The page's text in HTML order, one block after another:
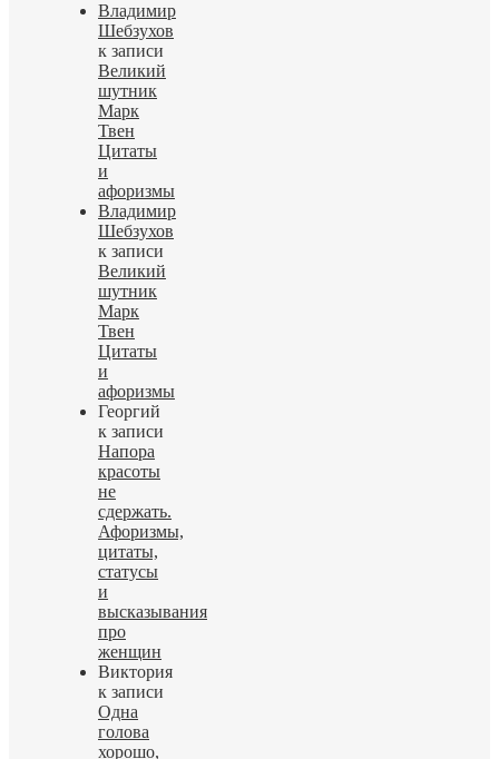
Владимир
Шебзухов
к записи
Великий
шутник
Марк
Твен
Цитаты
и
афоризмы
Владимир
Шебзухов
к записи
Великий
шутник
Марк
Твен
Цитаты
и
афоризмы
Георгий
к записи
Напора
красоты
не
сдержать.
Афоризмы,
цитаты,
статусы
и
высказывания
про
женщин
Виктория
к записи
Одна
голова
хорошо,